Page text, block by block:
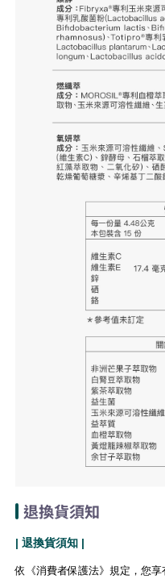
退換貨須知
| 退換貨須知 |
依《消費者保護法》規定，您